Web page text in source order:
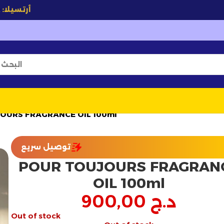
جودة
FRAGRANCE OIL 100ml
توصيل سريع
POUR TOUJOURS
OIL 100ml
د.ج
Out of stock